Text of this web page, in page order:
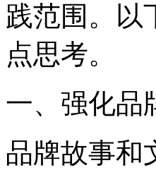
践范围。以
点思考。
一、强化品
品牌故事和